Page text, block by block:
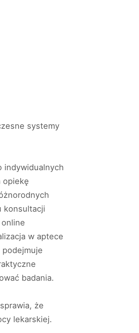
systemy
indywidualnych
opiekę
konsultacji
w aptece
badania.
że
lekarskiej.